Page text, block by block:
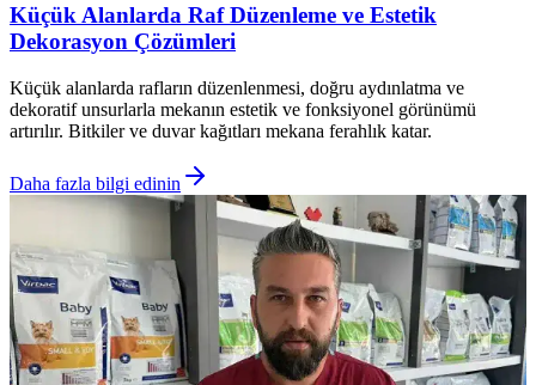
Küçük Alanlarda Raf Düzenleme ve Estetik
Dekorasyon Çözümleri
Küçük alanlarda rafların düzenlenmesi, doğru aydınlatma ve
dekoratif unsurlarla mekanın estetik ve fonksiyonel görünümü
artırılır. Bitkiler ve duvar kağıtları mekana ferahlık katar.
Daha fazla bilgi edinin